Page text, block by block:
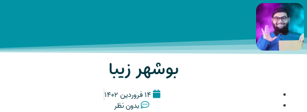
بوشهر زیبا
۱۴ فروردین ۱۴۰۲
بدون نظر